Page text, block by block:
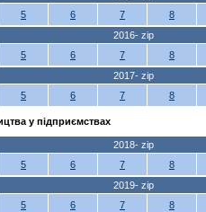
5 6 7
8
2016- zip
5 6 7
8
2017- zip
5 6 7 8
у підприємствах
2018- zip
5 6 7
8
2019- zip
5 6 7
8